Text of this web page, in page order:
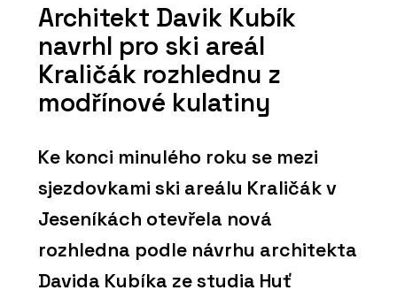
Architekt Davik Kubík
navrhl pro ski areál
Kraličák rozhlednu z
modřínové kulatiny
Ke konci minulého roku se mezi
sjezdovkami ski areálu Kraličák v
Jeseníkách otevřela nová
rozhledna podle návrhu architekta
Davida Kubíka ze studia Huť